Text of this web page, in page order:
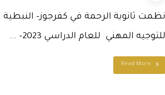
نظمت ثانوية الرحمة في كفرجوز- النبطية
للتوجيه المهني للعام الدراسي 2023- ...
Read More